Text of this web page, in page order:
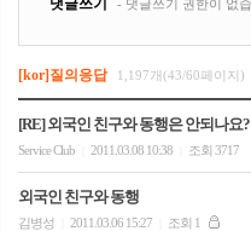
[kor]질의응답 1,197개(43/60페이지)
[RE] 외국인 친구와 동행은 안되나요?
Service Club 2011.03.08 10:38 조회 3717
외국인 친구와 동행
김병성 2011.03.06 15:27 조회 1